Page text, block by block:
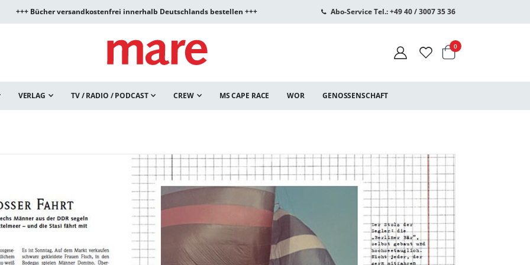
+++ Bücher versandkostenfrei innerhalb Deutschlands bestellen +++ Abo-Service Tel.: +49 40 / 3007 35 36
Warenkorb
0Artikel
VERLAG TV / RADIO / PODCAST CREW MS CAPE RACE WOR GENOSSENSCHAFT